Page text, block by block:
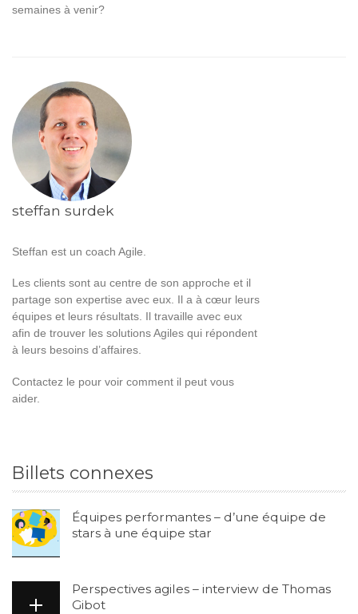
semaines à venir?
steffan surdek
Steffan est un coach Agile.
Les clients sont au centre de son approche et il
partage son expertise avec eux. Il a à cœur leurs
équipes et leurs résultats. Il travaille avec eux
afin de trouver les solutions Agiles qui répondent
à leurs besoins d’affaires.
Contactez le pour voir comment il peut vous
aider.
Billets connexes
Équipes performantes – d’une équipe de
stars à une équipe star
Perspectives agiles – interview de Thomas
Gibot